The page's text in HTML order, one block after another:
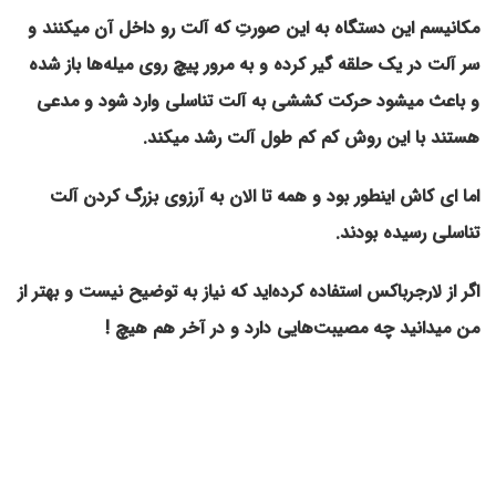
مکانیسم این دستگاه به این صورتِ که آلت رو داخل آن میکنند و
سر آلت در یک حلقه گیر کرده و به مرور پیچ روی میله‌ها باز شده
و باعث میشود حرکت کششی به آلت تناسلی وارد شود و مدعی
هستند با این روش کم کم طول آلت رشد میکند.
اما ای کاش اینطور بود و همه تا الان به آرزوی بزرگ کردن آلت
تناسلی رسیده بودند.
اگر از لارجرباکس استفاده کرده‌اید که نیاز به توضیح نیست و بهتر از
من میدانید چه مصیبت‌هایی دارد و در آخر هم هیچ !